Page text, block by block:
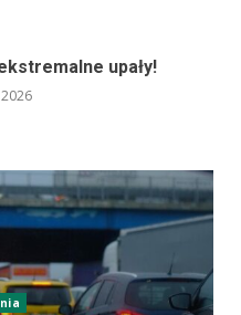
upały!